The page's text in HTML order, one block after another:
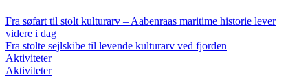
Fra søfart til stolt kulturarv – Aabenraas maritime historie lever
videre i dag
Fra stolte sejlskibe til levende kulturarv ved fjorden
Aktiviteter
Aktiviteter